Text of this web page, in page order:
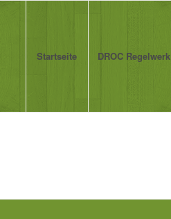
Startseite DROC Regelwerk